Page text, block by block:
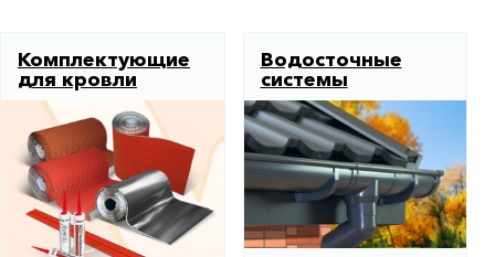
Комплектующие
для кровли
Водосточные
системы